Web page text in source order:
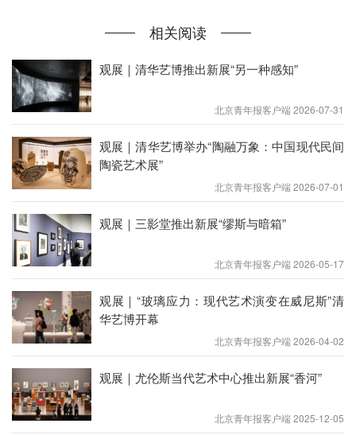
尹韵雅，共18组/件作品构成展览中的平行叙事的线索。
尹韵雅综合材料装置作品《庇护所》，该作品邀请观众自由踩
碎地上的贝壳。
相关阅读
观展｜清华艺博推出新展“另一种感知”
北京青年报客户端 2026-07-31
观展｜清华艺博举办“陶融万象：中国现代民间
陶瓷艺术展”
北京青年报客户端 2026-07-01
观展｜三影堂推出新展“缪斯与暗箱”
北京青年报客户端 2026-05-17
观展｜“玻璃应力：现代艺术演变在威尼斯”清
华艺博开幕
北京青年报客户端 2026-04-02
观展｜尤伦斯当代艺术中心推出新展“香河”
北京青年报客户端 2025-12-05